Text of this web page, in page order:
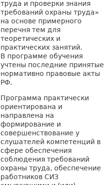
труда и проверки знания
требований охраны труда»
на основе примерного
перечня тем для
теоретических и
практических занятий.
В программе обучения
учтены последние принятые
нормативно правовые акты
РФ.
Программа практически
ориентирована и
направлена на
формирование и
совершенствование у
слушателей компетенций в
сфере обеспечения
соблюдения требований
охраны труда, обеспечение
работников СИЗ